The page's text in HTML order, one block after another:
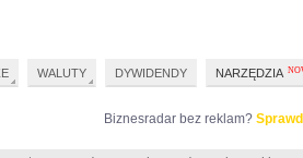
Biznesradar bez reklam?
WALUTY DYWIDENDY NARZĘDZIA